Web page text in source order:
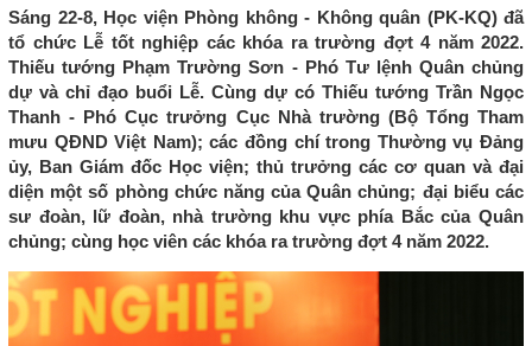
Sáng 22-8, Học viện Phòng không - Không quân (PK-KQ) đã
tổ chức Lễ tốt nghiệp các khóa ra trường đợt 4 năm 2022.
Thiếu tướng Phạm Trường Sơn - Phó Tư lệnh Quân chủng
dự và chỉ đạo buổi Lễ. Cùng dự có Thiếu tướng Trần Ngọc
Thanh - Phó Cục trưởng Cục Nhà trường (Bộ Tổng Tham
mưu QĐND Việt Nam); các đồng chí trong Thường vụ Đảng
ủy, Ban Giám đốc Học viện; thủ trưởng các cơ quan và đại
diện một số phòng chức năng của Quân chủng; đại biểu các
sư đoàn, lữ đoàn, nhà trường khu vực phía Bắc của Quân
chủng; cùng học viên các khóa ra trường đợt 4 năm 2022.